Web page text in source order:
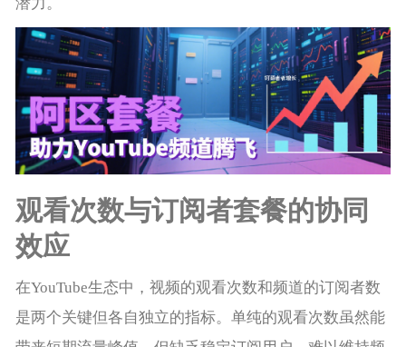
潜力。
观看次数与订阅者套餐的协同
效应
在YouTube生态中，视频的观看次数和频道的订阅者数
是两个关键但各自独立的指标。单纯的观看次数虽然能